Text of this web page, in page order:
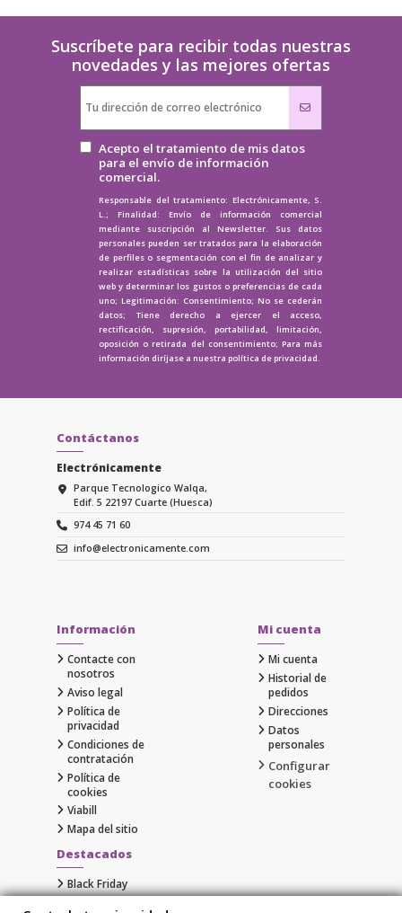
Suscríbete para recibir todas nuestras
novedades y las mejores ofertas
Acepto el tratamiento de mis datos
para el envío de información
comercial.
Responsable del tratamiento: Electrónicamente, S.
L.; Finalidad: Envío de información comercial
mediante suscripción al Newsletter. Sus datos
personales pueden ser tratados para la elaboración
de perfiles o segmentación con el fin de analizar y
realizar estadísticas sobre la utilización del sitio
web y determinar los gustos o preferencias de cada
uno; Legitimación: Consentimiento; No se cederán
datos; Tiene derecho a ejercer el acceso,
rectificación, supresión, portabilidad, limitación,
oposición o retirada del consentimiento; Para más
información diríjase a nuestra política de privacidad.
Contáctanos
Electrónicamente
Parque Tecnologico Walqa,
Edif. 5 22197 Cuarte (Huesca)
974 45 71 60
info@electronicamente.com
Información
Contacte con
nosotros
Aviso legal
Política de
privacidad
Condiciones de
contratación
Política de
cookies
Viabill
Mapa del sitio
Mi cuenta
Mi cuenta
Historial de
pedidos
Direcciones
Datos
personales
Configurar
cookies
Destacados
Black Friday